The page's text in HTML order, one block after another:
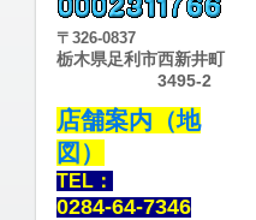
〒 326-0837
栃木県足利市西新井町
3495-2
店舗案内（地
図）
TEL：
0284-64-7346